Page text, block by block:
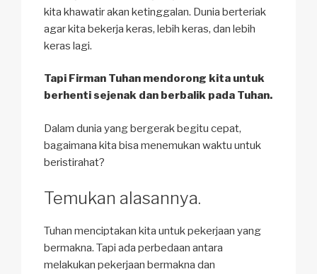
kita khawatir akan ketinggalan. Dunia berteriak
agar kita bekerja keras, lebih keras, dan lebih
keras lagi.
Tapi Firman Tuhan mendorong kita untuk
berhenti sejenak dan berbalik pada Tuhan.
Dalam dunia yang bergerak begitu cepat,
bagaimana kita bisa menemukan waktu untuk
beristirahat?
Temukan alasannya.
Tuhan menciptakan kita untuk pekerjaan yang
bermakna. Tapi ada perbedaan antara
melakukan pekerjaan bermakna dan